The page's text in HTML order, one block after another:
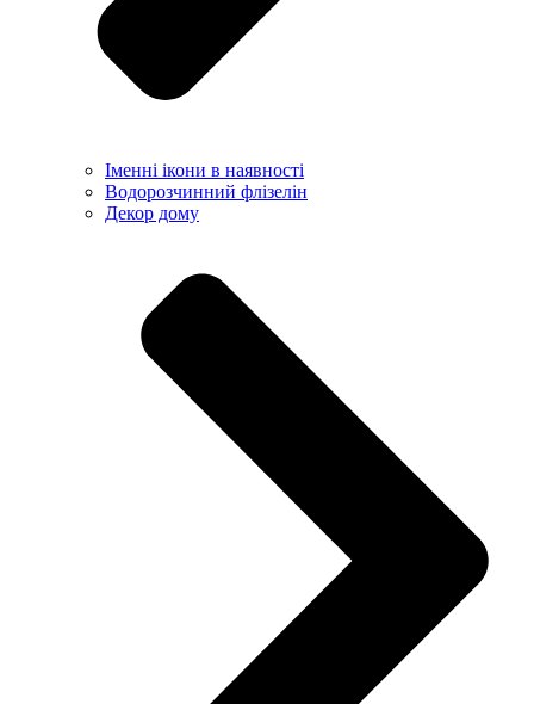
Іменні ікони в наявності
Водорозчинний флізелін
Декор дому